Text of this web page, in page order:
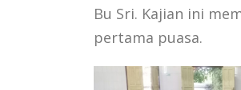
Bu Sri. Kajian ini
pertama puasa.